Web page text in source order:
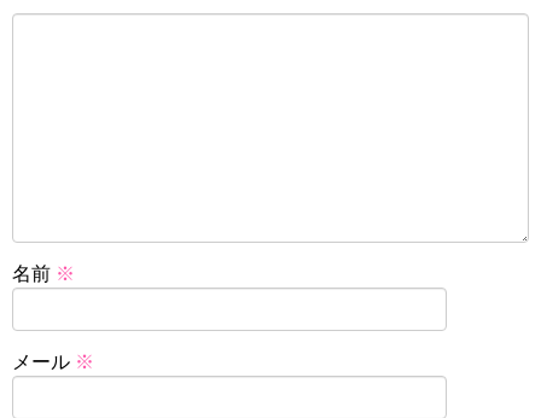
名前 ※
メール ※